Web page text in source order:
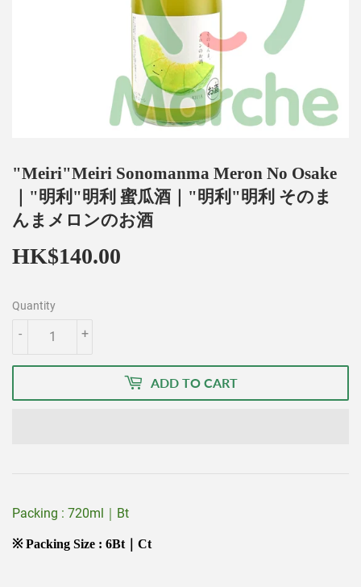
"Meiri"Meiri Sonomanma Meron No Osake
｜"明利"明利 蜜瓜酒｜"明利"明利 そのま
んまメロンのお酒
HK$140.00
Quantity
+
-
ADD TO CART
Packing : 720ml｜Bt
※ Packing Size : 6Bt｜Ct